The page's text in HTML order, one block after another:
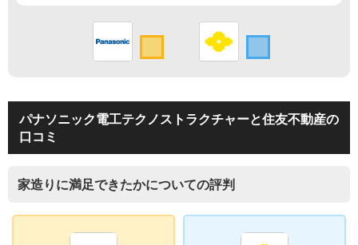
パナソニック電工テクノストラクチャーと住友不動産の
口コミ
家造りに満足できたかについての評判